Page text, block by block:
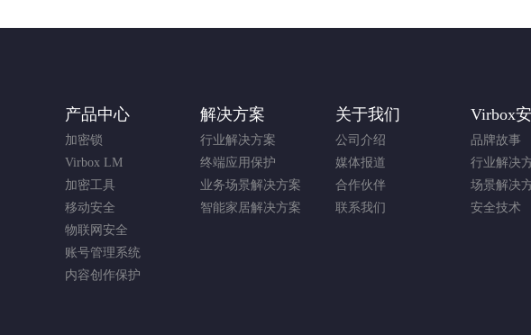
产品中心
加密锁
Virbox LM
加密工具
移动安全
物联网安全
账号管理系统
内容创作保护
解决方案
行业解决方案
终端应用保护
业务场景解决方案
智能家居解决方案
关于我们
公司介绍
媒体报道
合作伙伴
联系我们
Virbox
品牌故事
行业解决
场景解决
安全技术